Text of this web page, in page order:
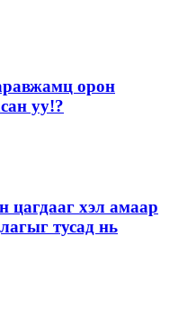
орон
уу!?
хэл амаар
тусад нь